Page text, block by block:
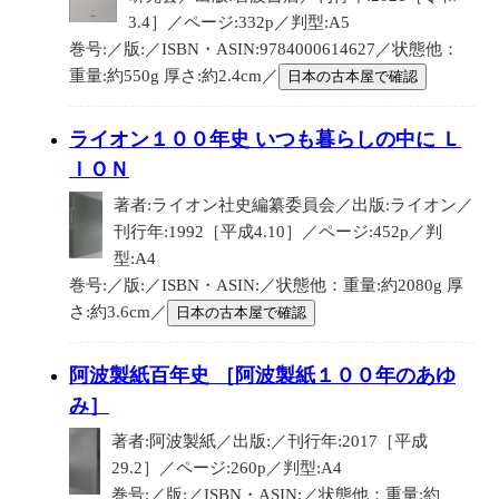
3.4］／ページ:332p／判型:A5
巻号:／版:／ISBN・ASIN:9784000614627／状態他：
重量:約550g 厚さ:約2.4cm／
日本の古本屋で確認
ライオン１００年史 いつも暮らしの中に Ｌ
ＩＯＮ
著者:ライオン社史編纂委員会／出版:ライオン／
刊行年:1992［平成4.10］／ページ:452p／判
型:A4
巻号:／版:／ISBN・ASIN:／状態他：重量:約2080g 厚
さ:約3.6cm／
日本の古本屋で確認
阿波製紙百年史 ［阿波製紙１００年のあゆ
み］
著者:阿波製紙／出版:／刊行年:2017［平成
29.2］／ページ:260p／判型:A4
巻号:／版:／ISBN・ASIN:／状態他：重量:約